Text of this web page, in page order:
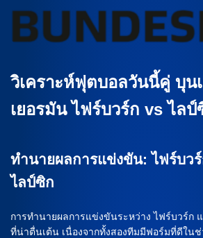
วิเคราะห์ฟุตบอลวันนี้คู่ บุน
เยอรมัน ไฟร์บวร์ก vs ไลป์
ทำนายผลการแข่งขัน: ไฟร์บว
ไลป์ซิก
การทำนายผลการแข่งขันระหว่าง ไฟร์บวร์ก
ที่น่าตื่นเต้น เนื่องจากทั้งสองทีมมีฟอร์มที่ดีในช่